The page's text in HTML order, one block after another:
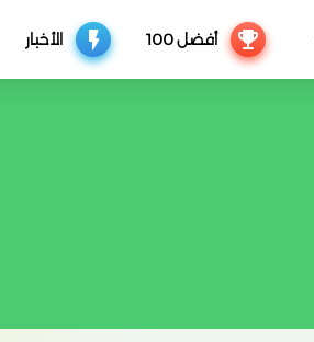
أفضل 100 الأخبار